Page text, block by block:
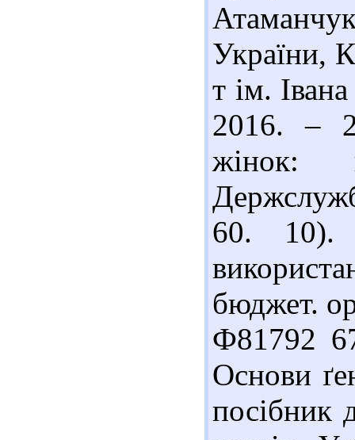
України,
т ім.
2016. –
жінок:
60. 10).
бюджет.
Ф81792
Основи
посібник